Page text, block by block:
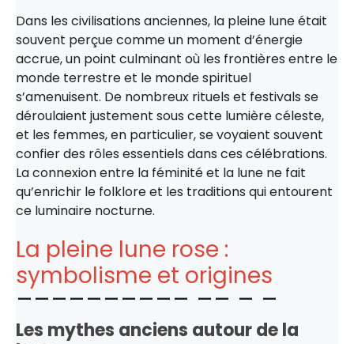
Dans les civilisations anciennes, la pleine lune était
souvent perçue comme un moment d’énergie
accrue, un point culminant où les frontières entre le
monde terrestre et le monde spirituel
s’amenuisent. De nombreux rituels et festivals se
déroulaient justement sous cette lumière céleste,
et les femmes, en particulier, se voyaient souvent
confier des rôles essentiels dans ces célébrations.
La connexion entre la féminité et la lune ne fait
qu’enrichir le folklore et les traditions qui entourent
ce luminaire nocturne.
La pleine lune rose :
symbolisme et origines
Les mythes anciens autour de la